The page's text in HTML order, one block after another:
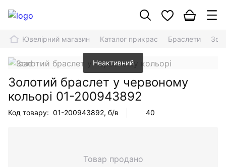
Ювелірний магазин Каталог прикрас Браслети
Неактивний
Золотий браслет у червоному
кольорі 01-200943892
Код товару: 01-200943892, б/в 40
Товар продано